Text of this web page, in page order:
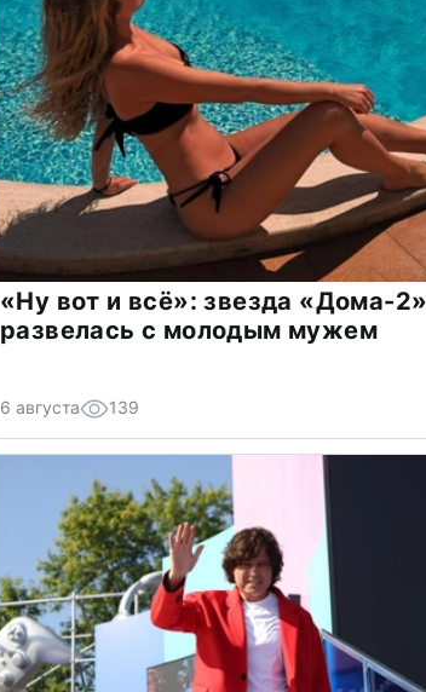
«Ну вот и всё»: звезда «Дома-2»
развелась с молодым мужем
6 августа 139